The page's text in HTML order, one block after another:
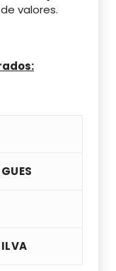
de valores.